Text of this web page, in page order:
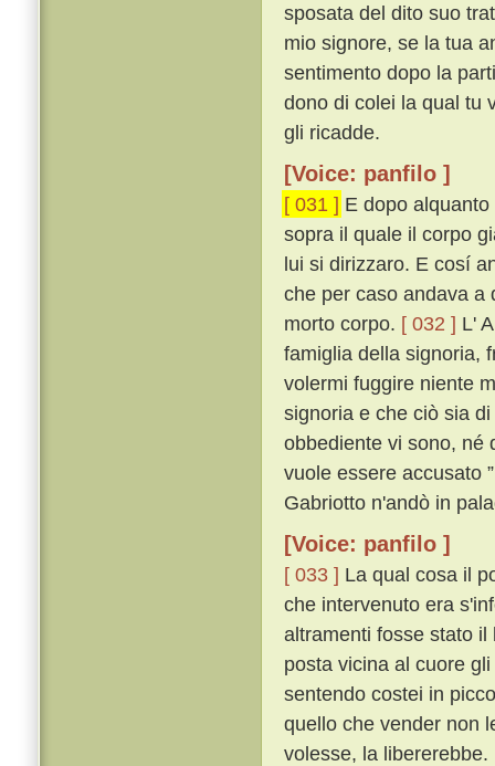
sposata del dito suo
mio signore, se la tua
sentimento dopo la
dono di colei la qual tu
gli ricadde.
[Voice: panfilo ]
[ 031 ] E dopo
sopra il quale il corpo
lui si dirizzaro. E cosí
che per caso andava a
morto corpo. [ 032 ] L'
famiglia della signoria,
volermi fuggire niente
signoria e che ciò sia
obbediente vi sono, né
vuole essere accusato
Gabriotto n'andò in
[Voice: panfilo ]
[ 033 ] La qual cosa il
che intervenuto era
altramenti fosse stato
posta vicina al cuore
sentendo costei in
quello che vender non
volesse, la libererebbe.